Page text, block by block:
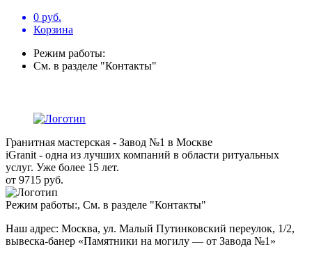
0 руб.
Корзина
Режим работы:
См. в разделе "Контакты"
Гранитная мастерская - Завод №1 в Москве
iGranit - одна из лучших компаний в области ритуальных
услуг. Уже более 15 лет.
от 9715 руб.
Режим работы:, См. в разделе "Контакты"
Наш адрес: Москва, ул. Малый Путинковский переулок, 1/2,
вывеска-банер «Памятники на могилу — от Завода №1»